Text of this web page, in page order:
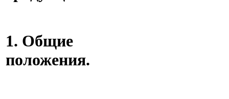
1. Общие
положения.